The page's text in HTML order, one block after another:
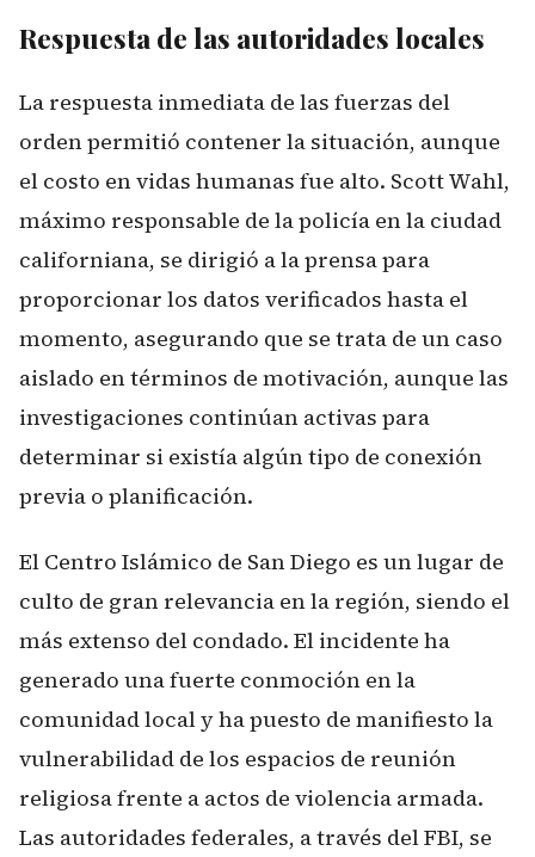
Respuesta de las autoridades locales
La respuesta inmediata de las fuerzas del
orden permitió contener la situación, aunque
el costo en vidas humanas fue alto. Scott Wahl,
máximo responsable de la policía en la ciudad
californiana, se dirigió a la prensa para
proporcionar los datos verificados hasta el
momento, asegurando que se trata de un caso
aislado en términos de motivación, aunque las
investigaciones continúan activas para
determinar si existía algún tipo de conexión
previa o planificación.
El Centro Islámico de San Diego es un lugar de
culto de gran relevancia en la región, siendo el
más extenso del condado. El incidente ha
generado una fuerte conmoción en la
comunidad local y ha puesto de manifiesto la
vulnerabilidad de los espacios de reunión
religiosa frente a actos de violencia armada.
Las autoridades federales, a través del FBI, se